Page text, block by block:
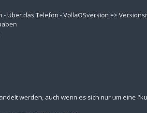
das Telefon - VollaOSversion =>
werden, auch wenn es sich nur um eine